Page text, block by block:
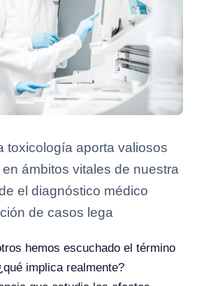
toxicología aporta valiosos
ámbitos vitales de nuestra
el diagnóstico médico
de casos lega
hemos escuchado el término
implica realmente?